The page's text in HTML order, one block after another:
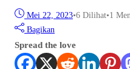
Mei 22, 2023•6 Dilihat•1
Bagikan
Spread the love